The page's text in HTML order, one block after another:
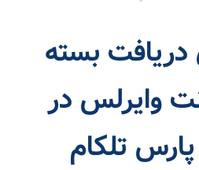
بسته
وایرلس در
تلکام